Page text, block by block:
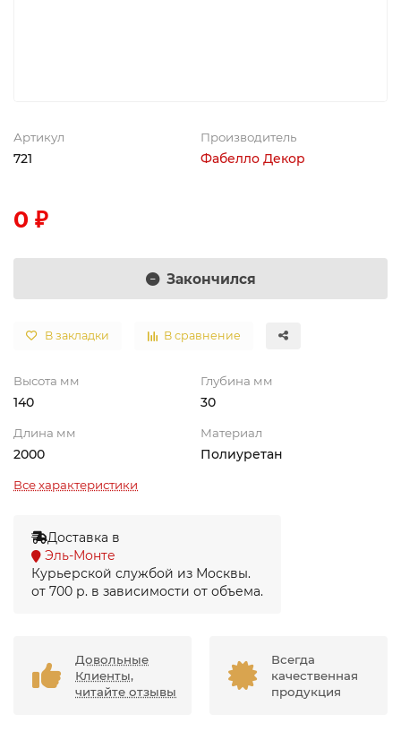
Артикул
721
Производитель
Фабелло Декор
0 ₽
Закончился
В закладки В сравнение
Высота мм
140
Глубина мм
30
Длина мм
2000
Материал
Полиуретан
Все характеристики
Доставка в
Эль-Монте
Курьерской службой из Москвы.
от 700 р. в зависимости от объема.
Довольные
Клиенты,
читайте отзывы
Всегда
качественная
продукция